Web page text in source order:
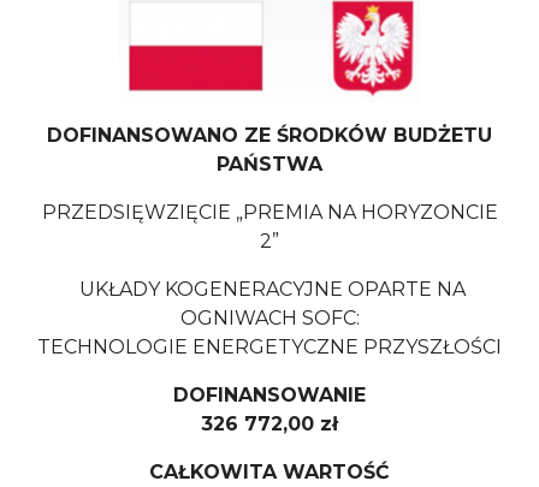
DOFINANSOWANO ZE ŚRODKÓW BUDŻETU
PAŃSTWA
PRZEDSIĘWZIĘCIE „PREMIA NA HORYZONCIE
2”
UKŁADY KOGENERACYJNE OPARTE NA
OGNIWACH SOFC:
TECHNOLOGIE ENERGETYCZNE PRZYSZŁOŚCI
DOFINANSOWANIE
326 772,00 zł
CAŁKOWITA WARTOŚĆ